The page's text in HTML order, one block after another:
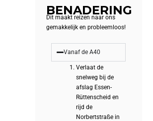
BENADERING
Dit maakt reizen naar ons
gemakkelijk en probleemloos!
Vanaf de A40
Verlaat de
snelweg bij de
afslag Essen-
Rüttenscheid en
rijd de
Norbertstraße in